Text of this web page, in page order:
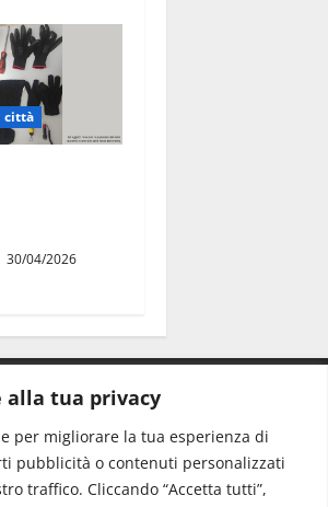
alla tua privacy
per migliorare la tua esperienza di
pubblicità o contenuti personalizzati
traffico. Cliccando “Accetta tutti”,
città
30/04/2026